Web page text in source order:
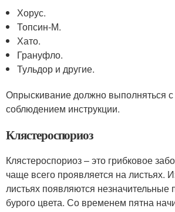
Хорус.
Топсин-М.
Хато.
Грануфло.
Тульдор и другие.
Опрыскивание должно выполняться с
соблюдением инструкции.
Клястероспориоз
Клястероспориоз – это грибковое
чаще всего проявляется на листьях.
листьях появляются незначительные
бурого цвета. Со временем пятна